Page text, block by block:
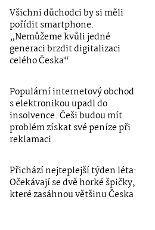
Všichni důchodci by si měli
pořídit smartphone.
„Nemůžeme kvůli jedné
generaci brzdit digitalizaci
celého Česka“
Populární internetový obchod
s elektronikou upadl do
insolvence. Češi budou mít
problém získat své peníze při
reklamaci
Přichází nejteplejší týden léta:
Očekávají se dvě horké špičky,
které zasáhnou většinu Česka